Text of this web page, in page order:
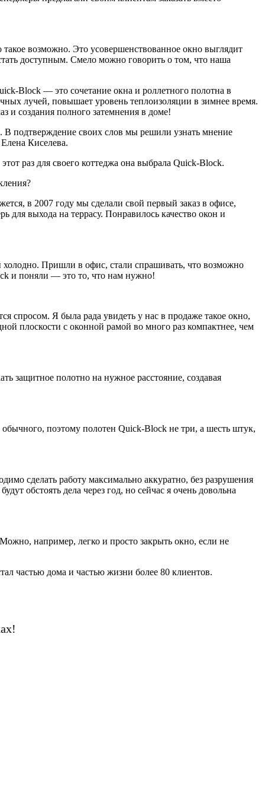
возможно. Это усовершенствованное окно выглядит
доступным. Смело можно говорить о том, что наша
Block — это сочетание окна и роллетного полотна в
лучей, повышает уровень теплоизоляции в зимнее время.
и создания полного затемнения в доме!
подтверждение своих слов мы решили узнать мнение
Киселева.
раз для своего коттеджа она выбрала Quick-Block.
в 2007 году мы сделали свой первый заказ в офисе,
выхода на террасу. Понравилось качество окон и
Пришли в офис, стали спрашивать, что возможно
и поняли — это то, что нам нужно!
Я была рада увидеть у нас в продаже такое окно,
плоскости с оконной рамой во много раз компактнее, чем
защитное полотно на нужное расстояние, создавая
поэтому полотен Quick-Block не три, а шесть штук,
сделать работу максимально аккуратно, без разрушения
обстоять дела через год, но сейчас я очень довольна
например, легко и просто закрыть окно, если не
частью дома и частью жизни более 80 клиентов.